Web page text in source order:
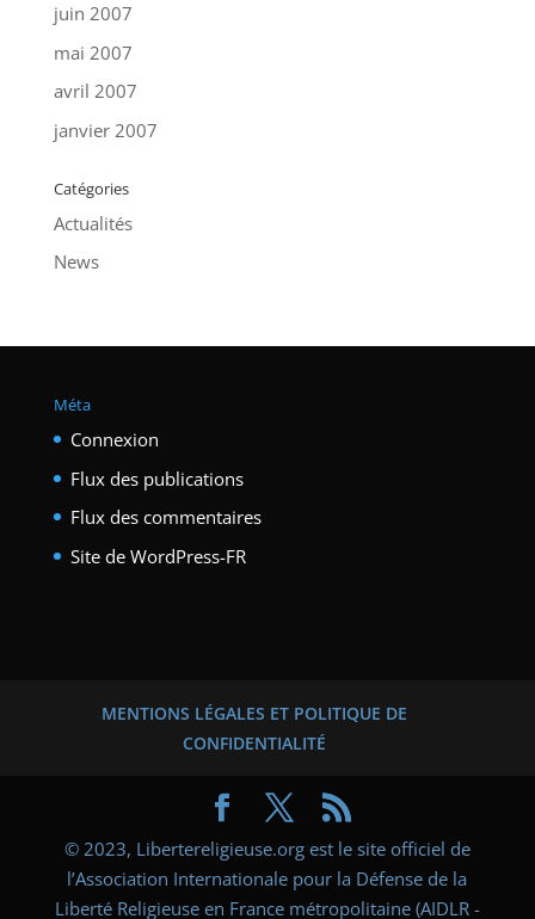
juin 2007
mai 2007
avril 2007
janvier 2007
Catégories
Actualités
News
Méta
Connexion
Flux des publications
Flux des commentaires
Site de WordPress-FR
MENTIONS LÉGALES ET POLITIQUE DE
CONFIDENTIALITÉ
© 2023, Libertereligieuse.org est le site officiel de
l’Association Internationale pour la Défense de la
Liberté Religieuse en France métropolitaine (AIDLR -